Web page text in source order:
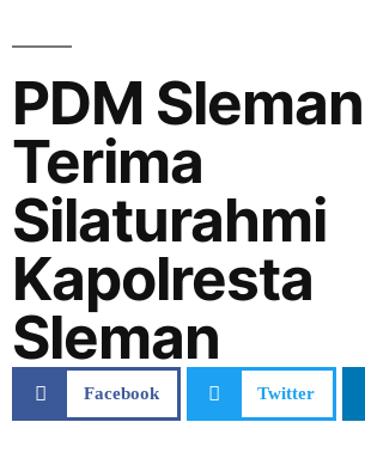
PDM Sleman
Terima
Silaturahmi
Kapolresta
Sleman
Facebook Twitter